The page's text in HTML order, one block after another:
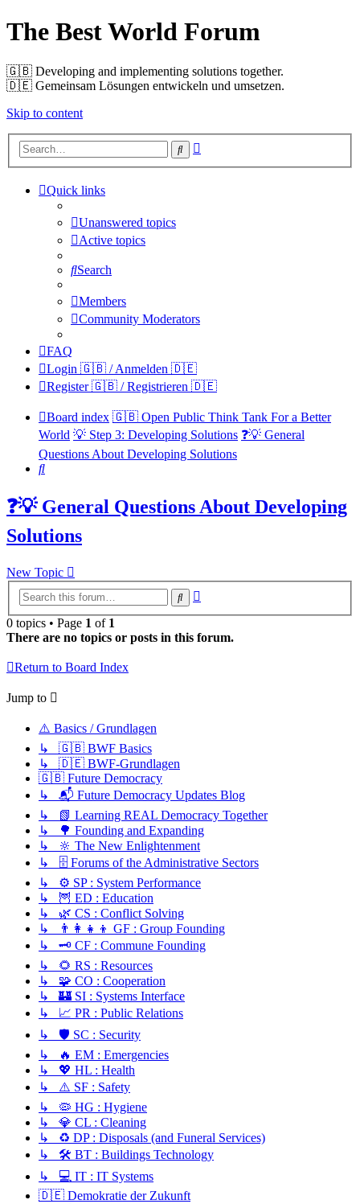
The Best World Forum
🇬🇧️ Developing and implementing solutions together.
🇩🇪️ Gemeinsam Lösungen entwickeln und umsetzen.
Skip to content
Search
Quick links
Unanswered topics
Active topics
Search
Members
Community Moderators
FAQ
Login 🇬🇧 / Anmelden 🇩🇪
Register 🇬🇧 / Registrieren 🇩🇪
Board index 🇬🇧 Open Public Think Tank For a Better
World 💡 Step 3: Developing Solutions ❓💡 General
Questions About Developing Solutions
Search
❓💡 General Questions About Developing
Solutions
New Topic
Search
0 topics • Page 1 of 1
There are no topics or posts in this forum.
Return to Board Index
Jump to
⚠️ Basics / Grundlagen
↳ 🇬🇧 BWF Basics
↳ 🇩🇪 BWF-Grundlagen
🇬🇧 Future Democracy
↳ 📬 Future Democracy Updates Blog
↳ 📗 Learning REAL Democracy Together
↳ 🌳 Founding and Expanding
↳ 🔆 The New Enlightenment
↳ 🗄️ Forums of the Administrative Sectors
↳ ⚙️ SP : System Performance
↳ 🦉 ED : Education
↳ 🌿 CS : Conflict Solving
↳ 👨‍👩‍👧‍👦 GF : Group Founding
↳ 🗝️ CF : Commune Founding
↳ 🌻 RS : Resources
↳ 🧩 CO : Cooperation
↳ 🏰 SI : Systems Interface
↳ 📈 PR : Public Relations
↳ 🛡️ SC : Security
↳ 🔥 EM : Emergencies
↳ 💖 HL : Health
↳ ⚠️ SF : Safety
↳ 🦠 HG : Hygiene
↳ 💎 CL : Cleaning
↳ ♻️ DP : Disposals (and Funeral Services)
↳ 🛠️ BT : Buildings Technology
↳ 💻 IT : IT Systems
🇩🇪 Demokratie der Zukunft